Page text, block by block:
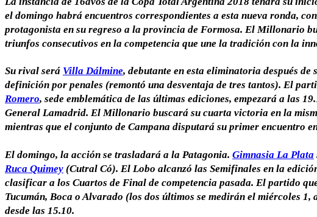
el domingo habrá encuentros correspondientes a esta nueva ronda, con
protagonista en su regreso a la provincia de Formosa. El Millonario
triunfos consecutivos en la competencia que une la tradición con la
Su rival será Villa Dálmine, debutante en esta eliminatoria después
definición por penales (remontó una desventaja de tres tantos). El
Romero, sede emblemática de las últimas ediciones, empezará a las
General Lamadrid. El Millonario buscará su cuarta victoria en la
mientras que el conjunto de Campana disputará su primer encuentro
El domingo, la acción se trasladará a la Patagonia. Gimnasia La Plata
Ruca Quimey (Cutral Có). El Lobo alcanzó las Semifinales en la
clasificar a los Cuartos de Final de competencia pasada. El partido
Tucumán, Boca o Alvarado (los dos últimos se medirán el miércoles 1,
desde las 15.10.